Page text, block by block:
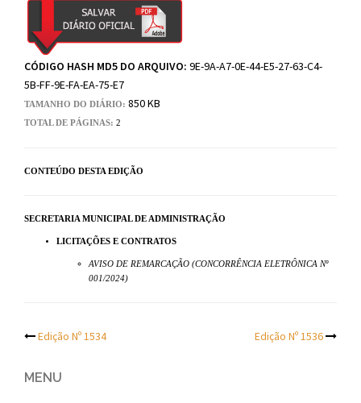
CÓDIGO HASH MD5 DO ARQUIVO: 9E-9A-A7-0E-44-E5-27-63-C4-
5B-FF-9E-FA-EA-75-E7
TAMANHO DO DIÁRIO: 850 KB
TOTAL DE PÁGINAS: 2
CONTEÚDO DESTA EDIÇÃO
SECRETARIA MUNICIPAL DE ADMINISTRAÇÃO
LICITAÇÕES E CONTRATOS
AVISO DE REMARCAÇÃO (CONCORRÊNCIA ELETRÔNICA Nº
001/2024)
Post
navigation
Edição Nº 1534 Edição Nº 1536
MENU